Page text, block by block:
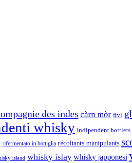
des indes càrn mòr fivi
whisky indipendent bottlers
rifermentato in bottiglia récoltants manipulants
island whisky islay whisky japponesi